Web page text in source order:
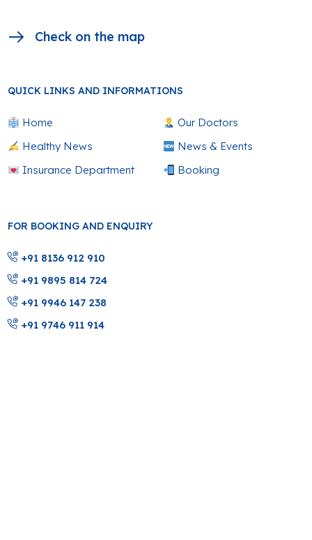
Check on the map
QUICK LINKS AND INFORMATIONS
Home
Our Doctors
Healthy News
News & Events
Insurance Department
Booking
FOR BOOKING AND ENQUIRY
+91 8136 912 910
+91 9895 814 724
+91 9946 147 238
+91 9746 911 914